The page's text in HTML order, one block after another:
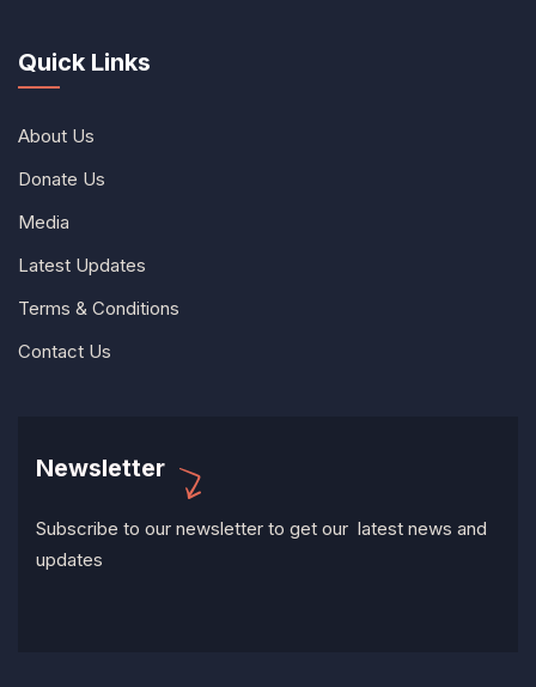
Quick Links
About Us
Donate Us
Media
Latest Updates
Terms & Conditions
Contact Us
Newsletter
Subscribe to our newsletter to get our latest news and
updates